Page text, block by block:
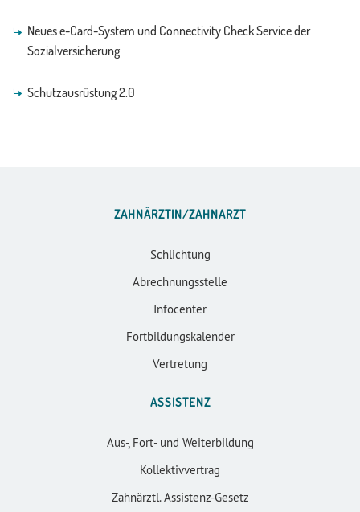
Neues e-Card-System und Connectivity Check Service der
Sozialversicherung
Schutzausrüstung 2.0
ZAHNÄRZTIN/ZAHNARZT
Schlichtung
Abrechnungsstelle
Infocenter
Fortbildungskalender
Vertretung
ASSISTENZ
Aus-, Fort- und Weiterbildung
Kollektivvertrag
Zahnärztl. Assistenz-Gesetz